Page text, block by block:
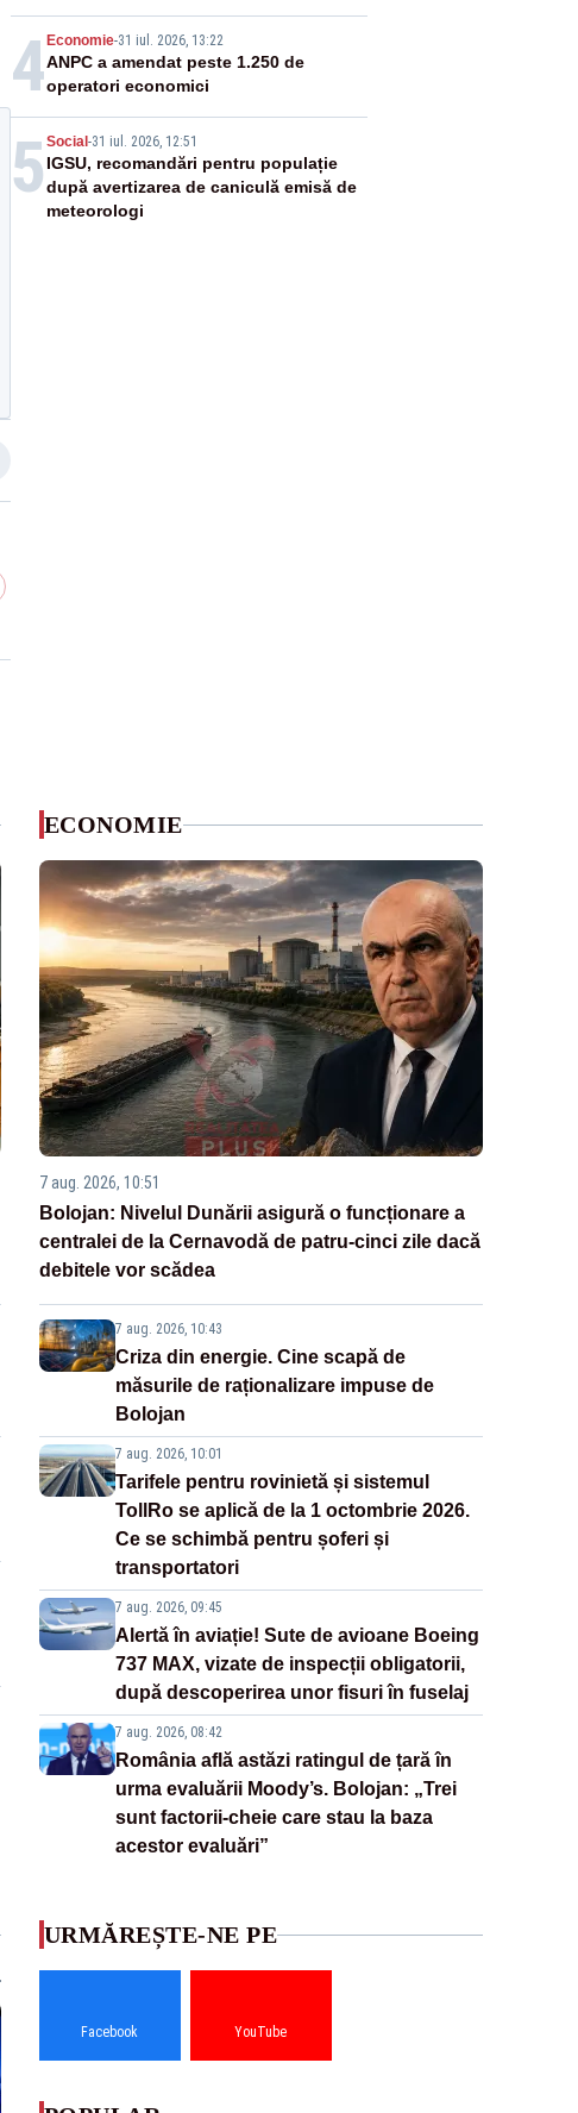
4 Economie-31 iul. 2026, 13:22
ANPC a amendat peste 1.250 de
operatori economici
5 Social -31 iul. 2026, 12:51
IGSU, recomandări pentru populație
după avertizarea de caniculă emisă de
meteorologi
ECONOMIE
7 aug. 2026, 10:51
Bolojan: Nivelul Dunării asigură o funcționare a
centralei de la Cernavodă de patru-cinci zile dacă
debitele vor scădea
7 aug. 2026, 10:43
Criza din energie. Cine scapă de
măsurile de raționalizare impuse de
Bolojan
7 aug. 2026, 10:01
Tarifele pentru rovinietă și sistemul
TollRo se aplică de la 1 octombrie 2026.
Ce se schimbă pentru șoferi și
transportatori
7 aug. 2026, 09:45
Alertă în aviație! Sute de avioane Boeing
737 MAX, vizate de inspecții obligatorii,
după descoperirea unor fisuri în fuselaj
7 aug. 2026, 08:42
România află astăzi ratingul de țară în
urma evaluării Moody’s. Bolojan: „Trei
sunt factorii-cheie care stau la baza
acestor evaluări”
URMĂREȘTE-NE PE
Facebook YouTube